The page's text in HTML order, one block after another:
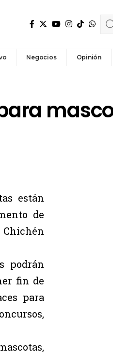
Negocios Opinión
están
de
Chichén
podrán
fin de
para